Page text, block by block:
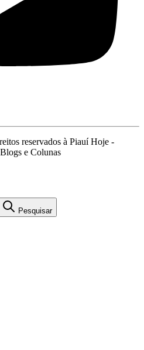
reservados à Piauí Hoje -
e Colunas
Pesquisar